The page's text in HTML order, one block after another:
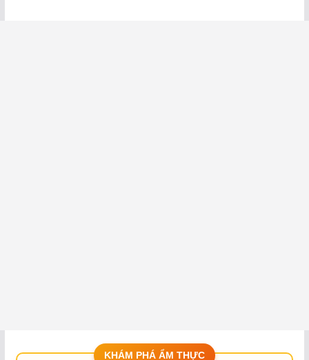
KHÁM PHÁ ẨM THỰC